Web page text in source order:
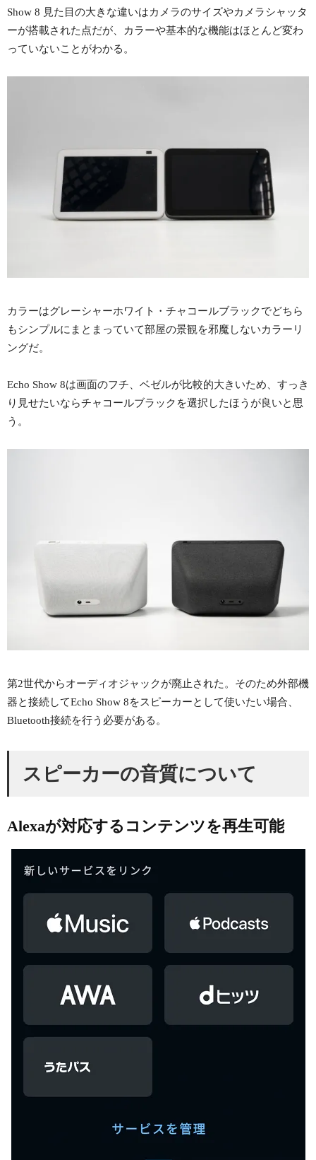
Show 8 見た目の大きな違いはカメラのサイズやカメラシャッタ
ーが搭載された点だが、カラーや基本的な機能はほとんど変わ
っていないことがわかる。
カラーはグレーシャーホワイト・チャコールブラックでどちら
もシンプルにまとまっていて部屋の景観を邪魔しないカラーリ
ングだ。
Echo Show 8は画面のフチ、ベゼルが比較的大きいため、すっき
り見せたいならチャコールブラックを選択したほうが良いと思
う。
第2世代からオーディオジャックが廃止された。そのため外部機
器と接続してEcho Show 8をスピーカーとして使いたい場合、
Bluetooth接続を行う必要がある。
スピーカーの音質について
Alexaが対応するコンテンツを再生可能